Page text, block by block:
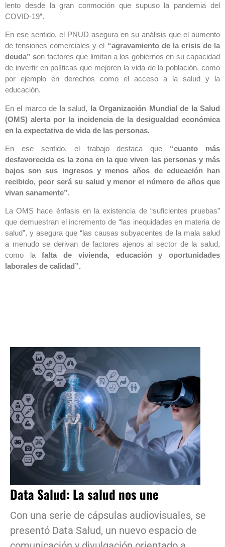
lento desde la gran conmoción que supuso la pandemia del
COVID-19”.
En ese sentido, el PNUD asegura en su análisis que el aumento
de tensiones comerciales y el “agravamiento de la crisis de la
deuda” son factores que limitan a los gobiernos en su capacidad
de invertir en políticas que mejoren la vida de la población, como
por ejemplo en derechos como el acceso a la salud y la
educación.
En el marco de la salud, la Organización Mundial de la Salud
(OMS) alerta por la incidencia de la desigualdad económica
en la expectativa de vida de las personas.
En ese sentido, el trabajo destaca que “cuanto más
desfavorecida es la zona en la que viven las personas y más
bajos son sus ingresos y menos años de educación han
recibido, peor será su salud y menor el número de años que
vivan sanamente”.
La OMS hace énfasis en la existencia de “suficientes pruebas”
que demuestran el incremento de “las inequidades en materia de
salud”, y asegura que “las causas subyacentes de la mala salud
a menudo se derivan de factores ajenos al sector de la salud,
como lafalta de vivienda, educación y oportunidades
laborales de calidad”.
Data Salud: La salud nos une
Con una serie de cápsulas audiovisuales, se
presentó Data Salud, un nuevo espacio de